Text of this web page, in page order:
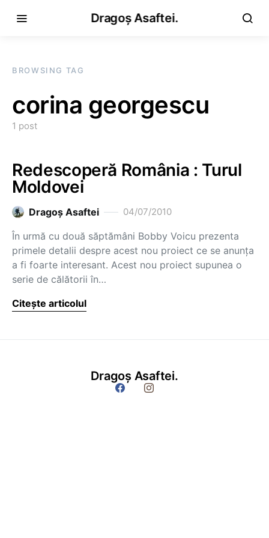
Dragoș Asaftei.
BROWSING TAG
corina georgescu
1 post
Redescoperă România : Turul
Moldovei
Dragoş Asaftei 04/07/2010
În urmă cu două săptămâni Bobby Voicu prezenta
primele detalii despre acest nou proiect ce se anunţa
a fi foarte interesant. Acest nou proiect supunea o
serie de călătorii în…
Citește articolul
Dragoș Asaftei.